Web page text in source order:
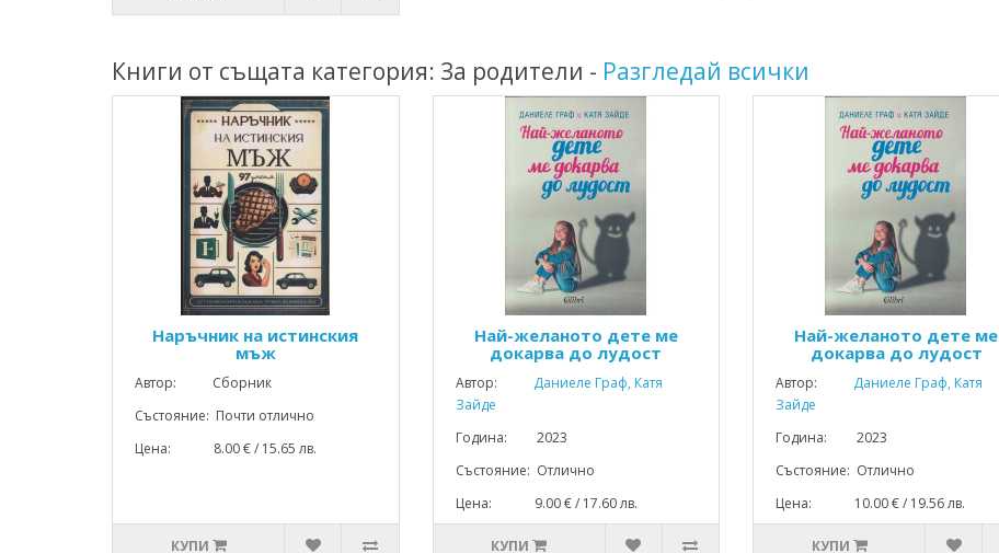
Книги от същата категория: За родители - Разгледай всички
Наръчник на истинския
мъж
Автор: Сборник
Състояние: Почти отлично
Цена: 8.00 € / 15.65 лв.
КУПИ
Най-желаното дете ме
докарва до лудост
Автор:
Даниеле Граф, Катя
Зайде
Година: 2023
Състояние: Отлично
Цена: 9.00 € / 17.60 лв.
КУПИ
Най-желаното дете ме
докарва до лудост
Автор:
Даниеле Граф, Катя
Зайде
Година: 2023
Състояние: Отлично
Цена: 10.00 € / 19.56 лв.
КУПИ